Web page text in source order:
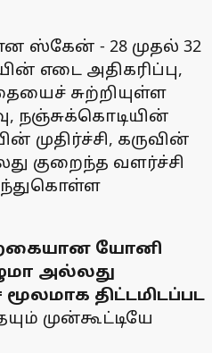
ஸ்கேன் - 28 முதல் 32
எடை அதிகரிப்பு,
சுற்றியுள்ள
நஞ்சுக்கொடியின்
முதிர்ச்சி, கருவின்
குறைந்த வளர்ச்சி
யோனி
அல்லது
திட்டமிடப்பட
முன்கூட்டியே